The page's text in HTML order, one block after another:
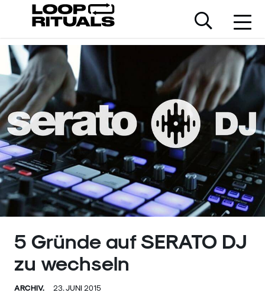
5 Gründe auf SERATO DJ
zu wechseln
ARCHIV. 23. JUNI 2015